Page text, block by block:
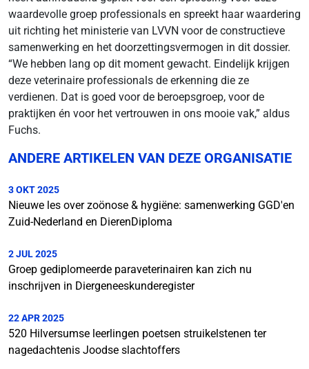
waardevolle groep professionals en spreekt haar waardering
uit richting het ministerie van LVVN voor de constructieve
samenwerking en het doorzettingsvermogen in dit dossier.
“We hebben lang op dit moment gewacht. Eindelijk krijgen
deze veterinaire professionals de erkenning die ze
verdienen. Dat is goed voor de beroepsgroep, voor de
praktijken én voor het vertrouwen in ons mooie vak,” aldus
Fuchs.
ANDERE ARTIKELEN VAN DEZE ORGANISATIE
3 OKT 2025
Nieuwe les over zoönose & hygiëne: samenwerking GGD'en
Zuid-Nederland en DierenDiploma
2 JUL 2025
Groep gediplomeerde paraveterinairen kan zich nu
inschrijven in Diergeneeskunderegister
22 APR 2025
520 Hilversumse leerlingen poetsen struikelstenen ter
nagedachtenis Joodse slachtoffers